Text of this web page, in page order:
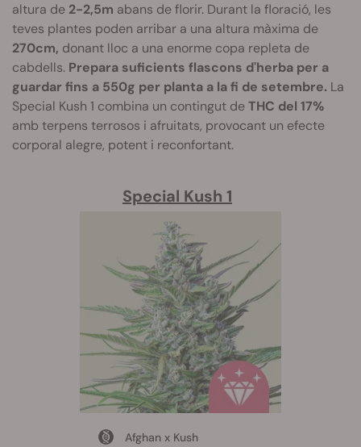
altura de 2-2,5m abans de florir. Durant la floració, les
teves plantes poden arribar a una altura màxima de
270cm, donant lloc a una enorme copa repleta de
cabdells. Prepara suficients flascons d'herba per a
guardar fins a 550g per planta a la fi de setembre. La
Special Kush 1 combina un contingut deTHC del 17%
amb terpens terrosos i afruitats, provocant un efecte
corporal alegre, potent i reconfortant.
Special Kush 1
Afghan x Kush